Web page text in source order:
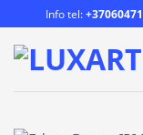
to
content
Info tel: